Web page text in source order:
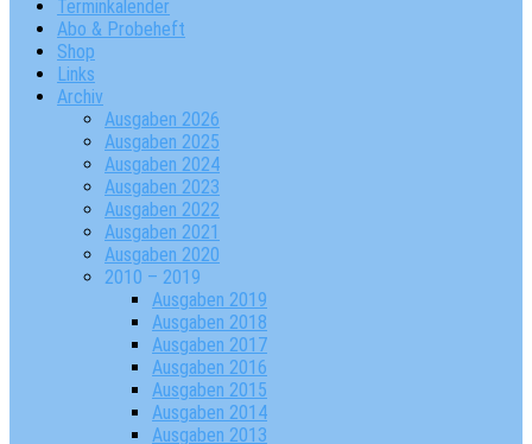
Terminkalender
Abo & Probeheft
Shop
Links
Archiv
Ausgaben 2026
Ausgaben 2025
Ausgaben 2024
Ausgaben 2023
Ausgaben 2022
Ausgaben 2021
Ausgaben 2020
2010 – 2019
Ausgaben 2019
Ausgaben 2018
Ausgaben 2017
Ausgaben 2016
Ausgaben 2015
Ausgaben 2014
Ausgaben 2013